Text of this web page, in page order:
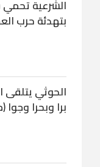
الشرعية
بتهدئة حرب
الحوثي
برا وبحرا